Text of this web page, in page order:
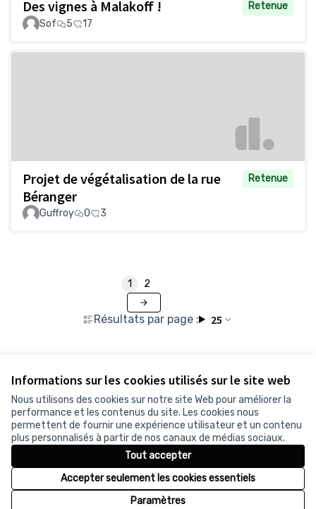
Informations sur les cookies utilisés sur le site web
Nous utilisons des cookies sur notre site Web pour améliorer la
performance et les contenus du site. Les cookies nous
permettent de fournir une expérience utilisateur et un contenu
plus personnalisés à partir de nos canaux de médias sociaux.
Tout accepter
Accepter seulement les cookies essentiels
Paramètres
Des vignes à Malakoff !
Retenue
Sof
5 17
Projet de végétalisation de la rue
Béranger
Retenue
Guffroy 0 3
Résultats par page : 25
1 2
Voir toutes les propositions retirées
Conditions d'utilisation
Paramètres des cookies
Licence
(Lien